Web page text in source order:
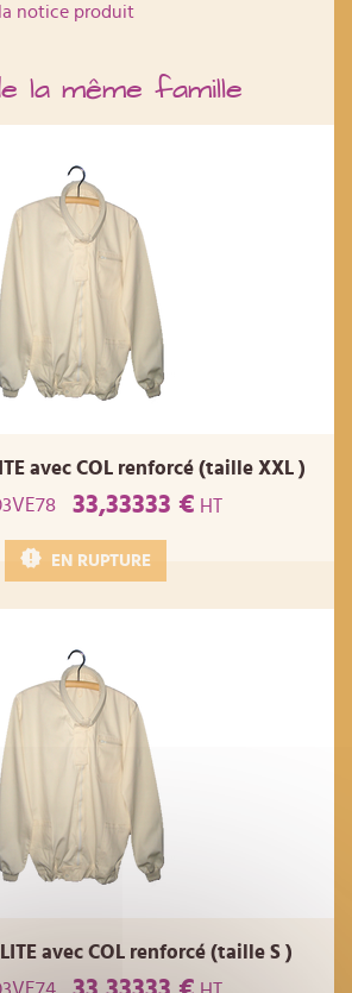
notice produit
la même famille
avec COL renforcé (taille XXL )
33,33333 € HT
EN RUPTURE
avec COL renforcé (taille S )